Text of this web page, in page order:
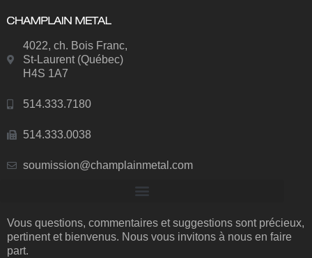
4022, ch. Bois Franc,
St-Laurent (Québec)
H4S 1A7
514.333.7180
514.333.0038
soumission@champlainmetal.com
Vous questions, commentaires et suggestions sont précieux,
pertinent et bienvenus. Nous vous invitons à nous en faire
part.